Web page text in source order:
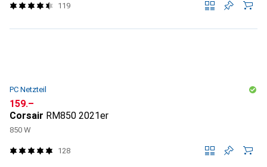
119
PC Netzteil
CHF
159.–
Corsair RM850 2021er
850 W
128